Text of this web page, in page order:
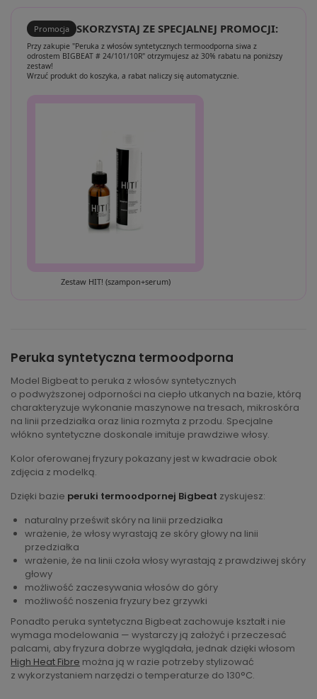
Promocja SKORZYSTAJ ZE SPECJALNEJ PROMOCJI:
Przy zakupie "Peruka z włosów syntetycznych termoodporna siwa z
odrostem BIGBEAT # 24/101/10R" otrzymujesz aż 30% rabatu na poniższy
zestaw!
Wrzuć produkt do koszyka, a rabat naliczy się automatycznie.
Zestaw HIT! (szampon+serum)
Peruka syntetyczna termoodporna
Model Bigbeat to peruka z włosów syntetycznych
o podwyższonej odporności na ciepło utkanych na bazie, którą
charakteryzuje wykonanie maszynowe na tresach, mikroskóra
na linii przedziałka oraz linia rozmyta z przodu. Specjalne
włókno syntetyczne doskonale imituje prawdziwe włosy.
Kolor oferowanej fryzury pokazany jest w kwadracie obok
zdjęcia z modelką.
Dzięki bazie peruki termoodpornej Bigbeat zyskujesz:
naturalny prześwit skóry na linii przedziałka
wrażenie, że włosy wyrastają ze skóry głowy na linii
przedziałka
wrażenie, że na linii czoła włosy wyrastają z prawdziwej skóry
głowy
możliwość zaczesywania włosów do góry
możliwość noszenia fryzury bez grzywki
Ponadto peruka syntetyczna Bigbeat zachowuje kształt i nie
wymaga modelowania — wystarczy ją założyć i przeczesać
palcami, aby fryzura dobrze wyglądała, jednak dzięki włosom
High Heat Fibre można ją w razie potrzeby stylizować
z wykorzystaniem narzędzi o temperaturze do 130°C.